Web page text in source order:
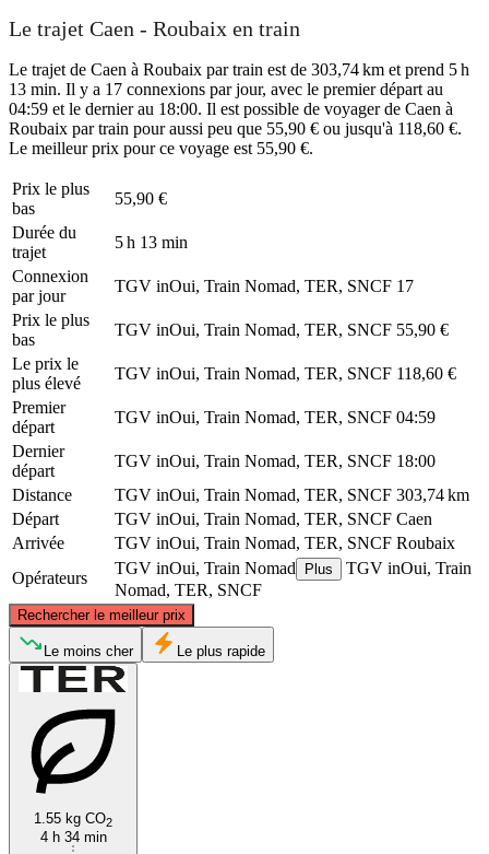
Le trajet Caen - Roubaix en train
Le trajet de Caen à Roubaix par train est de 303,74 km et prend 5 h
13 min. Il y a 17 connexions par jour, avec le premier départ au
04:59 et le dernier au 18:00. Il est possible de voyager de Caen à
Roubaix par train pour aussi peu que 55,90 € ou jusqu'à 118,60 €.
Le meilleur prix pour ce voyage est 55,90 €.
Prix ​​le plus
bas
55,90 €
Durée du
trajet
5 h 13 min
Connexion
par jour
TGV inOui, Train Nomad, TER, SNCF 17
Prix ​​le plus
bas
TGV inOui, Train Nomad, TER, SNCF 55,90 €
Le prix le
plus élevé
TGV inOui, Train Nomad, TER, SNCF 118,60 €
Premier
départ
TGV inOui, Train Nomad, TER, SNCF 04:59
Dernier
départ
TGV inOui, Train Nomad, TER, SNCF 18:00
Distance
TGV inOui, Train Nomad, TER, SNCF 303,74 km
Départ
TGV inOui, Train Nomad, TER, SNCF Caen
Arrivée
TGV inOui, Train Nomad, TER, SNCF Roubaix
Opérateurs
TGV inOui, Train Nomad Plus
TGV inOui, Train
Nomad, TER, SNCF
Rechercher le meilleur prix
©
Le moins cher Le plus rapide
1.55 kg CO2
4 h 34 min